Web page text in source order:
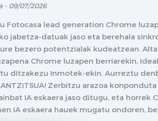
- 09/07/2026
Fotocasa lead generation Chrome
jabetza-datuak jaso eta berehala
bezero potentzialak kudeatzean.
Chrome luzapen berriarekin,
ditzakezu Inmotek-ekin. Aurreztu
Zerbitzu arazoa
IA eskaera jaso ditugu, eta horrek
IA eskaera hauek mugatu ondoren,